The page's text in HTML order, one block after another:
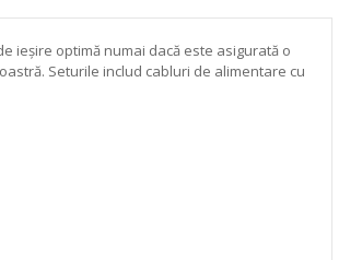
ieșire optimă numai dacă este asigurată o
Seturile includ cabluri de alimentare cu